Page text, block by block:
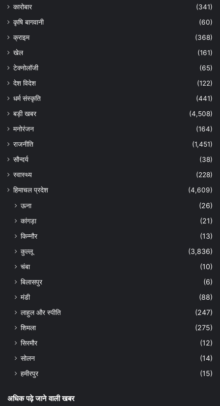
कारोबार
(341)
कृषि बागवानी
(60)
क्राइम
(368)
खेल
(161)
टेक्नोलॉजी
(65)
देश विदेश
(122)
धर्म संस्कृति
(441)
बड़ी खबर
(4,508)
मनोरंजन
(164)
राजनीति
(1,451)
सौन्दर्य
(38)
स्वास्थ्य
(228)
हिमाचल प्रदेश
(4,609)
ऊना
(26)
कांगड़ा
(21)
किन्नौर
(13)
कुल्लू
(3,836)
चंबा
(10)
बिलासपुर
(6)
मंडी
(88)
लाहुल और स्पीति
(247)
शिमला
(275)
सिरमौर
(12)
सोलन
(14)
हमीरपुर
(15)
अधिक पढ़े जाने वाली खबर